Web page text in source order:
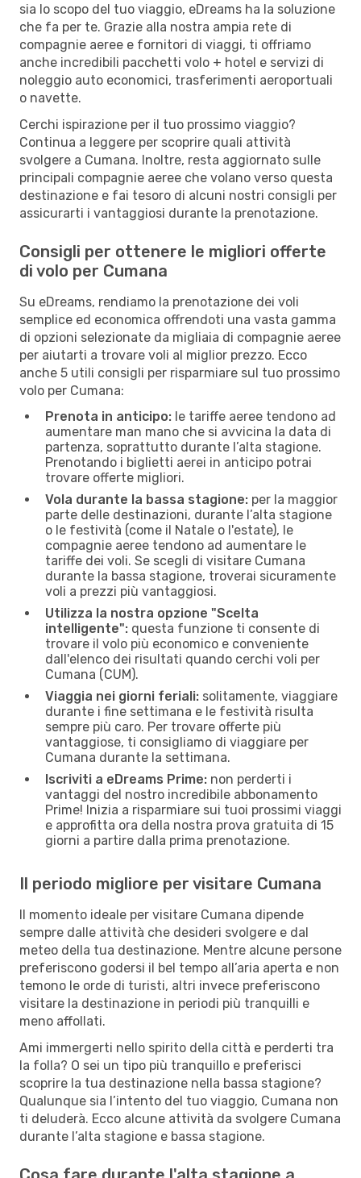
sia lo scopo del tuo viaggio, eDreams ha la soluzione
che fa per te. Grazie alla nostra ampia rete di
compagnie aeree e fornitori di viaggi, ti offriamo
anche incredibili pacchetti volo + hotel e servizi di
noleggio auto economici, trasferimenti aeroportuali
o navette.
Cerchi ispirazione per il tuo prossimo viaggio?
Continua a leggere per scoprire quali attività
svolgere a Cumana. Inoltre, resta aggiornato sulle
principali compagnie aeree che volano verso questa
destinazione e fai tesoro di alcuni nostri consigli per
assicurarti i vantaggiosi durante la prenotazione.
Consigli per ottenere le migliori offerte
di volo per Cumana
Su eDreams, rendiamo la prenotazione dei voli
semplice ed economica offrendoti una vasta gamma
di opzioni selezionate da migliaia di compagnie aeree
per aiutarti a trovare voli al miglior prezzo. Ecco
anche 5 utili consigli per risparmiare sul tuo prossimo
volo per Cumana:
Prenota in anticipo: le tariffe aeree tendono ad
aumentare man mano che si avvicina la data di
partenza, soprattutto durante l’alta stagione.
Prenotando i biglietti aerei in anticipo potrai
trovare offerte migliori.
Vola durante la bassa stagione: per la maggior
parte delle destinazioni, durante l’alta stagione
o le festività (come il Natale o l'estate), le
compagnie aeree tendono ad aumentare le
tariffe dei voli. Se scegli di visitare Cumana
durante la bassa stagione, troverai sicuramente
voli a prezzi più vantaggiosi.
Utilizza la nostra opzione "Scelta
intelligente": questa funzione ti consente di
trovare il volo più economico e conveniente
dall'elenco dei risultati quando cerchi voli per
Cumana (CUM).
Viaggia nei giorni feriali: solitamente, viaggiare
durante i fine settimana e le festività risulta
sempre più caro. Per trovare offerte più
vantaggiose, ti consigliamo di viaggiare per
Cumana durante la settimana.
Iscriviti a eDreams Prime: non perderti i
vantaggi del nostro incredibile abbonamento
Prime! Inizia a risparmiare sui tuoi prossimi viaggi
e approfitta ora della nostra prova gratuita di 15
giorni a partire dalla prima prenotazione.
Il periodo migliore per visitare Cumana
Il momento ideale per visitare Cumana dipende
sempre dalle attività che desideri svolgere e dal
meteo della tua destinazione. Mentre alcune persone
preferiscono godersi il bel tempo all’aria aperta e non
temono le orde di turisti, altri invece preferiscono
visitare la destinazione in periodi più tranquilli e
meno affollati.
Ami immergerti nello spirito della città e perderti tra
la folla? O sei un tipo più tranquillo e preferisci
scoprire la tua destinazione nella bassa stagione?
Qualunque sia l’intento del tuo viaggio, Cumana non
ti deluderà. Ecco alcune attività da svolgere Cumana
durante l’alta stagione e bassa stagione.